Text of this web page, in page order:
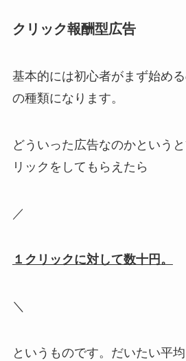
クリック報酬型広告
基本的には初心者がまず始め
の種類になります。
どういった広告なのかという
リックをしてもらえたら
／
１クリックに対して数十円。
＼
というものです。だいたい平